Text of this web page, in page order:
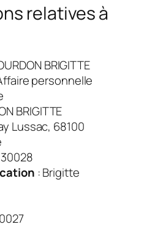
relatives à
BRIGITTE
personnelle
BRIGITTE
Lussac, 68100
: Brigitte